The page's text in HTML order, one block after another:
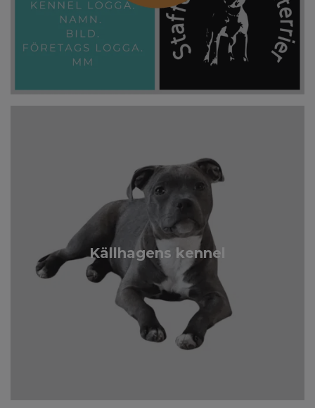
Källhagens kennel